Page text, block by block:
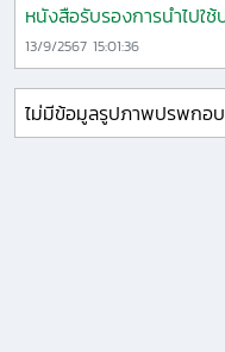
หนังสือรับรองการนำไปใช้
13/9/2567 15:01:36
ไม่มีข้อมูลรูปภาพปรพกอ